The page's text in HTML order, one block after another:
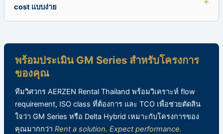
cost แบบง่าย
พร้อมประเมิน GM Series สำหรับโครงการ
ของคุณ
ทีมวิศวกร AERZEN Rental Thailand พร้อมวิเคราะห์ flow
requirement, ISO class ที่ต้องการ และ TCO เพื่อช่วยตัดสิน
ใจว่า GM Series หรือ Delta Hybrid เหมาะกับโครงการของ
คุณมากกว่า Rent a solution. Expect performance.